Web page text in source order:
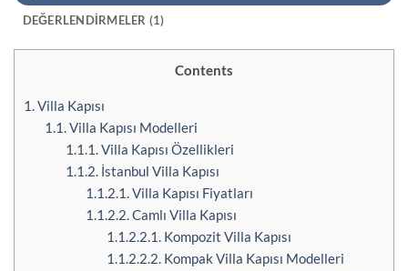
DEĞERLENDIRMELER (1)
Contents
1.Villa Kapısı
1.1.Villa Kapısı Modelleri
1.1.1.Villa Kapısı Özellikleri
1.1.2.İstanbul Villa Kapısı
1.1.2.1.Villa Kapısı Fiyatları
1.1.2.2.Camlı Villa Kapısı
1.1.2.2.1. Kompozit Villa Kapısı
1.1.2.2.2. Kompak Villa Kapısı Modelleri